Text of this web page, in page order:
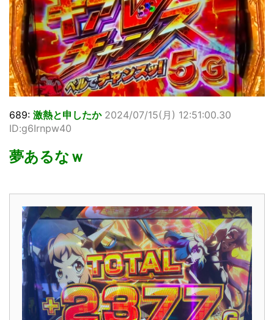
689: 激熱と申したか 2024/07/15(月) 12:51:00.30
ID:g6Irnpw40
夢あるなｗ